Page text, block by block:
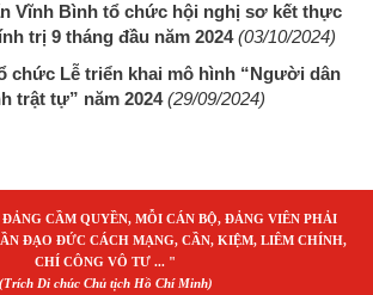
Vĩnh Bình tổ chức hội nghị sơ kết thực
trị 9 tháng đầu năm 2024 (03/10/2024)
chức Lễ triển khai mô hình “Người dân
trật tự” năm 2024 (29/09/2024)
CẦM QUYỀN, MỖI CÁN BỘ, ĐẢNG VIÊN PHẢI
ĐẠO ĐỨC CÁCH MẠNG, CẦN, KIỆM, LIÊM CHÍNH,
CHÍ CÔNG VÔ TƯ ... "
(Trích Di chúc Chủ tịch Hồ Chí Minh)